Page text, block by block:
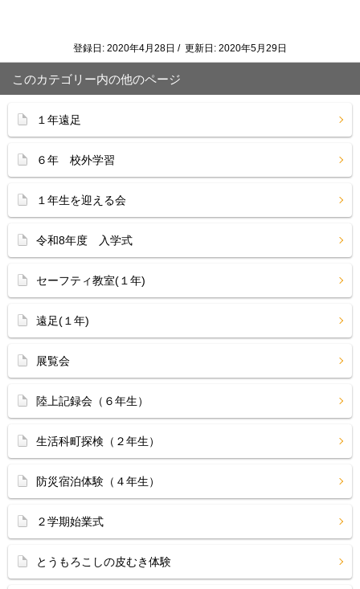
登録日: 2020年4月28日 / 更新日: 2020年5月29日
このカテゴリー内の他のページ
１年遠足
６年 校外学習
１年生を迎える会
令和8年度 入学式
セーフティ教室(１年)
遠足(１年)
展覧会
陸上記録会（６年生）
生活科町探検（２年生）
防災宿泊体験（４年生）
２学期始業式
とうもろこしの皮むき体験